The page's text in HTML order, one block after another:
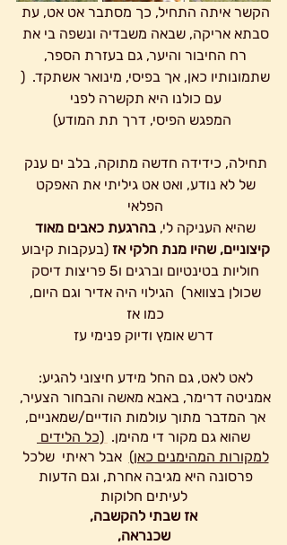
הקשר איתה התחיל, כך מסתבר אט אט, עת
סבתא אריקה, שבאה משבדיה ונשפה בי את
רח החיבור והיער, גם בעזרת הספר,
שתמונותיו כאן, אך בפיסי, מינואר אשתקד.  (
עם כולנו היא תקשרה לפני
תחילה, כידידה חדשה מתוקה, בלב ים ענק
של לא נודע, ואט אט גיליתי את האפקט
הפלאי
שהיא העניקה לי, בהרגעת כאבים מאוד
קיצוניים, שהיו מנת חלקי אז (בעקבות קיבוע
חוליות בטינטיום וברגים ו5 פריצות דיסק
שכולן בצוואר)  הגילוי היה אדיר וגם היום,
כמו אז
לאט לאט, גם החל מידע חיצוני להגיע:
אמניטה דרימר, באבא מאשה והבחור הצעיר,
אך המדבר מתוך עולמות הודיים/שמאניים,
שהוא גם מקור די מהימן. (כל הלידים
למקורות המהימנים כאן)
  אבל ראיתי  שלכל
פרסונה היא מגיבה אחרת, וגם הדעות
לעיתים חלוקות
אז שבתי להקשבה,
שכנראה,